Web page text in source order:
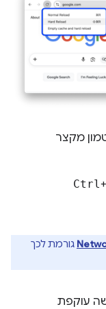
מקצר
Ctrl +
גורמת לכך
עוקפת